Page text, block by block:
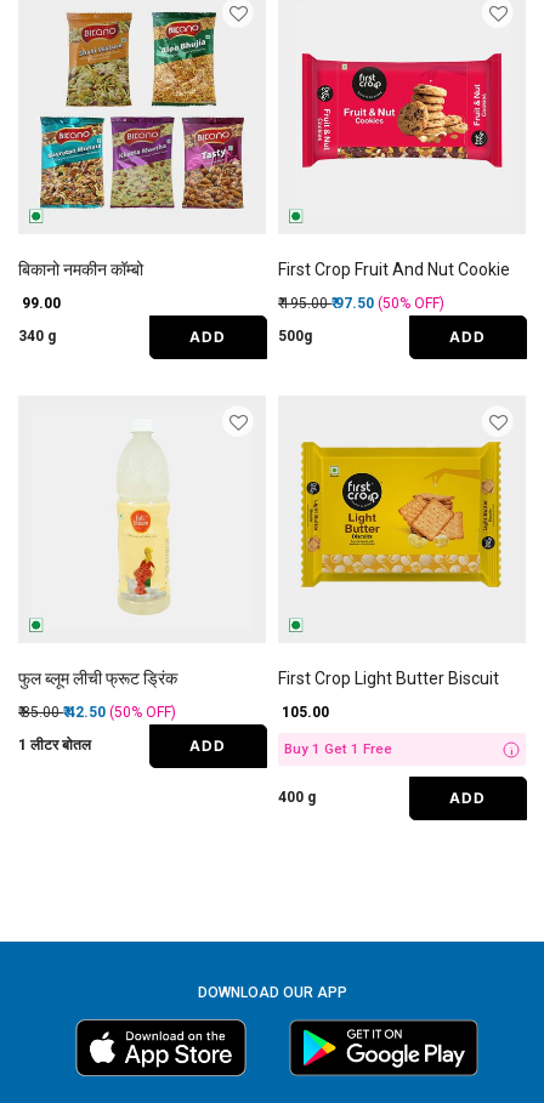
बिकानो नमकीन कॉम्बो
₹ 99.00
340 g
ADD
First Crop Fruit And Nut Cookie
Price reduced from
₹ 195.00to
₹ 97.50 (50% OFF)
500g
ADD
फुल ब्लूम लीची फ्रूट ड्रिंक
Price reduced from
₹ 85.00to
₹ 42.50 (50% OFF)
1 लीटर बोतल
ADD
First Crop Light Butter Biscuit
₹ 105.00
Buy 1 Get 1 Free i
400 g ADD
DOWNLOAD OUR APP